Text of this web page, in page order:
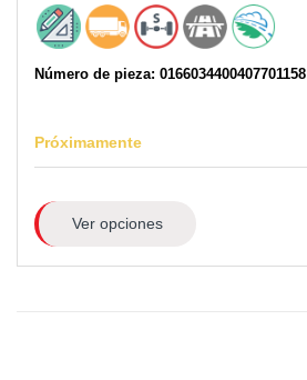
Número de pieza: 0166034400407701158
Próximamente
Ver opciones